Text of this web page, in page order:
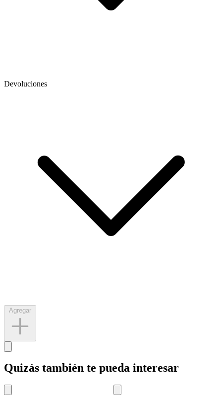
Devoluciones
Quizás también te pueda interesar